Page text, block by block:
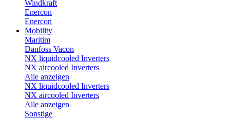
Windkraft
Enercon
Enercon
Mobility
Maritim
Danfoss Vacon
NX liquidcooled Inverters
NX aircooled Inverters
Alle anzeigen
NX liquidcooled Inverters
NX aircooled Inverters
Alle anzeigen
Sonstige